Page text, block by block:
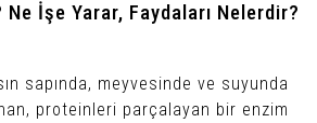
İşe Yarar, Faydaları Nelerdir?
sapında, meyvesinde ve suyunda
proteinleri parçalayan bir enzim